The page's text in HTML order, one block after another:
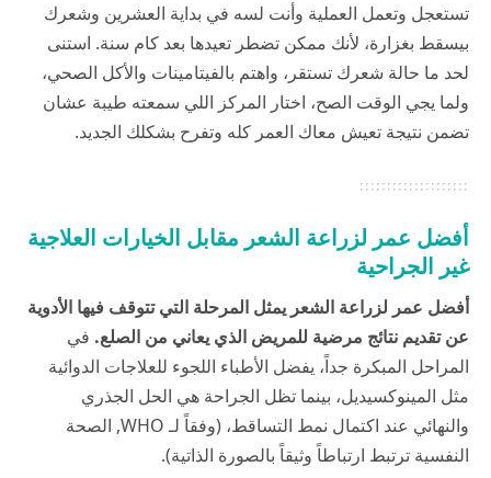
تستعجل وتعمل العملية وأنت لسه في بداية العشرين وشعرك
بيسقط بغزارة، لأنك ممكن تضطر تعيدها بعد كام سنة. استنى
لحد ما حالة شعرك تستقر، واهتم بالفيتامينات والأكل الصحي،
ولما يجي الوقت الصح، اختار المركز اللي سمعته طيبة عشان
تضمن نتيجة تعيش معاك العمر كله وتفرح بشكلك الجديد.
أفضل عمر لزراعة الشعر مقابل الخيارات العلاجية
غير الجراحية
أفضل عمر لزراعة الشعر يمثل المرحلة التي تتوقف فيها الأدوية
عن تقديم نتائج مرضية للمريض الذي يعاني من الصلع. في
المراحل المبكرة جداً، يفضل الأطباء اللجوء للعلاجات الدوائية
مثل المينوكسيديل، بينما تظل الجراحة هي الحل الجذري
والنهائي عند اكتمال نمط التساقط، (وفقاً لـWHO, الصحة
النفسية ترتبط ارتباطاً وثيقاً بالصورة الذاتية).